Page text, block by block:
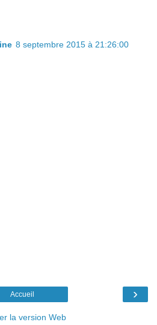
8 septembre 2015 à 21:26:00
›
Accueil
la version Web